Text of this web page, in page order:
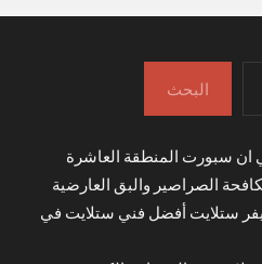
البحث
الصراصير والبق العارضية
ستلايت أفضل فني ستلايت في